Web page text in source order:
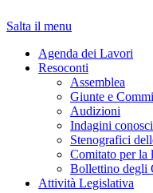
Salta il menu
Agenda dei Lavori
Resoconti
Assemblea
Giunte e
Audizioni
Indagini
Stenografici
Comitato per la
Bollettino degli
Attività Legislativa